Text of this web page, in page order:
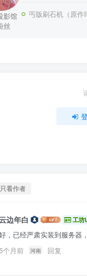
影馆
丝
丐版刷石机（原作II
只看作者
边年白 工坊
，已经严肃实装到服务器
个月前
河南 回复